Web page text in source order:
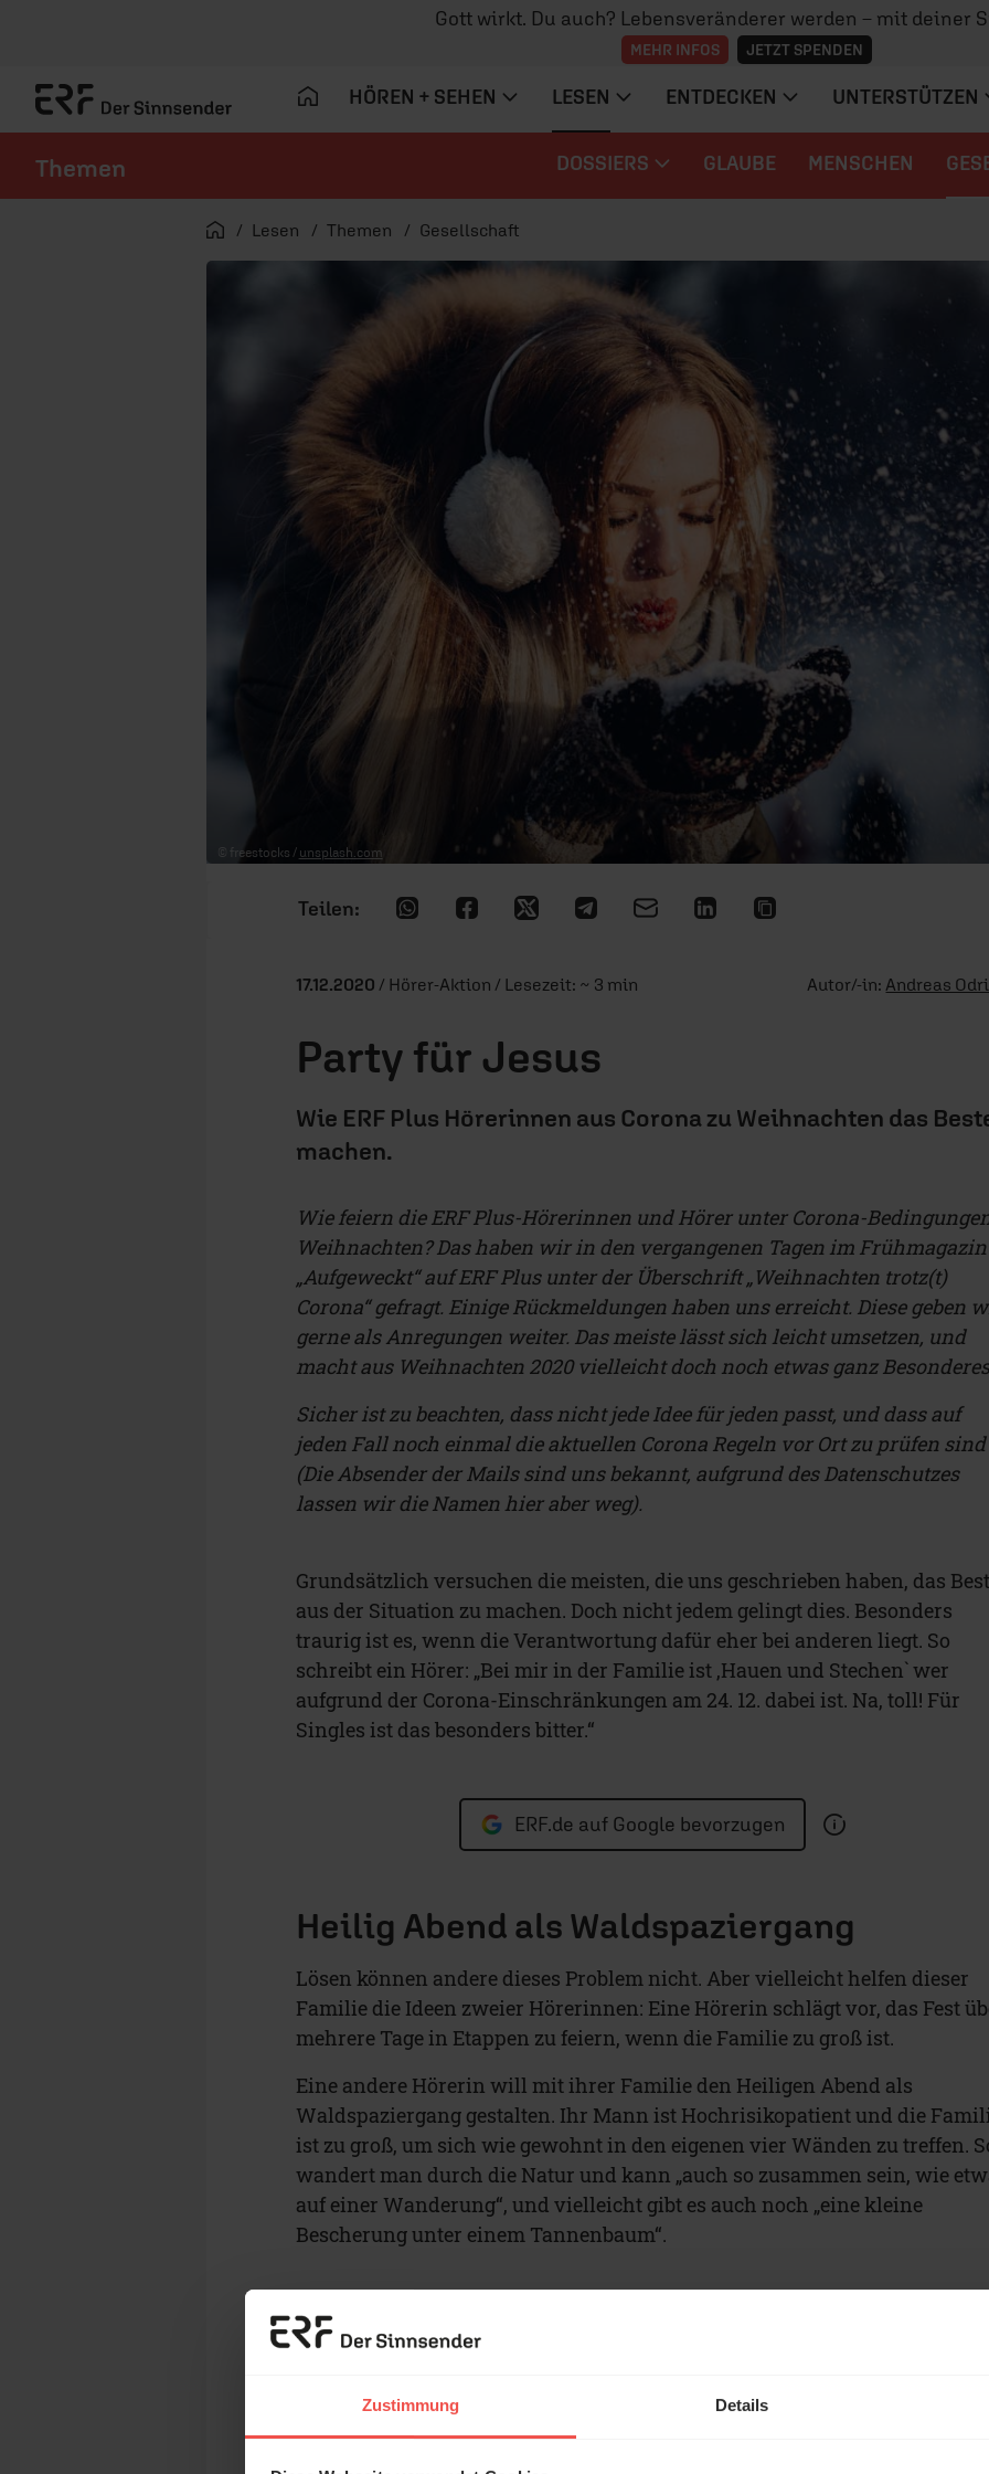
Zustimmung Details
Gott wirkt. Du auch? Lebensveränderer werden – mit deiner
MEHR INFOS JETZT SPENDEN
HÖREN + SEHEN LESEN ENTDECKEN UNTERSTÜTZEN
Themen DOSSIERS GLAUBE MENSCHEN
Startseite
Lesen Themen Gesellschaft
© freestocks / unsplash.com
17.12.2020 / Hörer-Aktion / Lesezeit: ~ 3 min Autor/-in: Andreas
Party für Jesus
Wie ERF Plus Hörerinnen aus Corona zu Weihnachten das
machen.
Wie feiern die ERF Plus-Hörerinnen und Hörer unter Corona-
Weihnachten? Das haben wir in den vergangenen Tagen im Frühmagazin
„Aufgeweckt“ auf ERF Plus unter der Überschrift „Weihnachten trotz(t)
Corona“ gefragt. Einige Rückmeldungen haben uns erreicht. Diese geben
gerne als Anregungen weiter. Das meiste lässt sich leicht umsetzen, und
macht aus Weihnachten 2020 vielleicht doch noch etwas ganz
Sicher ist zu beachten, dass nicht jede Idee für jeden passt, und dass auf
jeden Fall noch einmal die aktuellen Corona Regeln vor Ort zu prüfen sind
(Die Absender der Mails sind uns bekannt, aufgrund des Datenschutzes
lassen wir die Namen hier aber weg).
Grundsätzlich versuchen die meisten, die uns geschrieben haben, das
aus der Situation zu machen. Doch nicht jedem gelingt dies. Besonders
traurig ist es, wenn die Verantwortung dafür eher bei anderen liegt. So
schreibt ein Hörer: „Bei mir in der Familie ist ,Hauen und Stechen` wer
aufgrund der Corona-Einschränkungen am 24. 12. dabei ist. Na, toll! Für
Singles ist das besonders bitter.“
ERF.de auf Google bevorzugen
Heilig Abend als Waldspaziergang
Lösen können andere dieses Problem nicht. Aber vielleicht helfen dieser
Familie die Ideen zweier Hörerinnen: Eine Hörerin schlägt vor, das Fest
mehrere Tage in Etappen zu feiern, wenn die Familie zu groß ist.
Eine andere Hörerin will mit ihrer Familie den Heiligen Abend als
Waldspaziergang gestalten. Ihr Mann ist Hochrisikopatient und die
ist zu groß, um sich wie gewohnt in den eigenen vier Wänden zu treffen.
wandert man durch die Natur und kann „auch so zusammen sein, wie
auf einer Wanderung“, und vielleicht gibt es auch noch „eine kleine
Bescherung unter einem Tannenbaum“.
Kerze ins Fenster stellen
die Gemeinden vor Ort schon vorsorglich